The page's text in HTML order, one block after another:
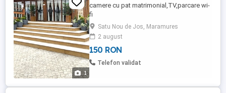
1
camere cu pat matrimonial,TV,parcare wi-
fi
Satu Nou de Jos, Maramures
2 august
150 RON
Telefon validat